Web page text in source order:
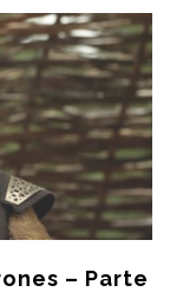
– Parte